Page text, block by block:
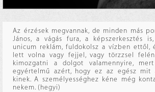
Az érzések megvannak, de minden más
János, a vágás fura, a képszerkesztés
unicum reklám, fuldokolsz a vízben ettől,
lett volna vagy fejjel, vagy törzzsel
kimozgatni a dolgot valamennyire,
egyértelmű azért, hogy ez az egész mit
kinek. A személyességhez kéne még
nekem. (hegyi)